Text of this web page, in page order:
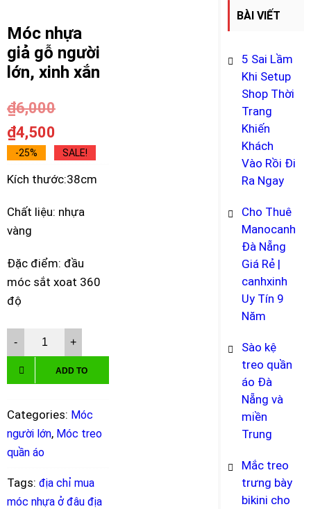
Móc nhựa
giả gỗ người
lớn, xinh xắn
₫6,000
₫4,500
-25% SALE!
Kích thước:38cm
Chất liệu: nhựa
vàng
Đặc điểm: đầu
móc sắt xoat 360
độ
nhựa
giả
người
lớn,
xinh
quantity
ADD TO
Categories: Móc
người lớn, Móc treo
quần áo
Tags: địa chỉ mua
móc nhựa ở đâu địa
BÀI VIẾT
5 Sai Lầm
Khi Setup
Shop Thời
Trang
Khiến
Khách
Vào Rồi Đi
Ra Ngay
Cho Thuê
Manocanh
Đà Nẵng
Giá Rẻ |
canhxinh
Uy Tín 9
Năm
Sào kệ
treo quần
áo Đà
Nẵng và
miền
Trung
Mắc treo
trưng bày
bikini cho